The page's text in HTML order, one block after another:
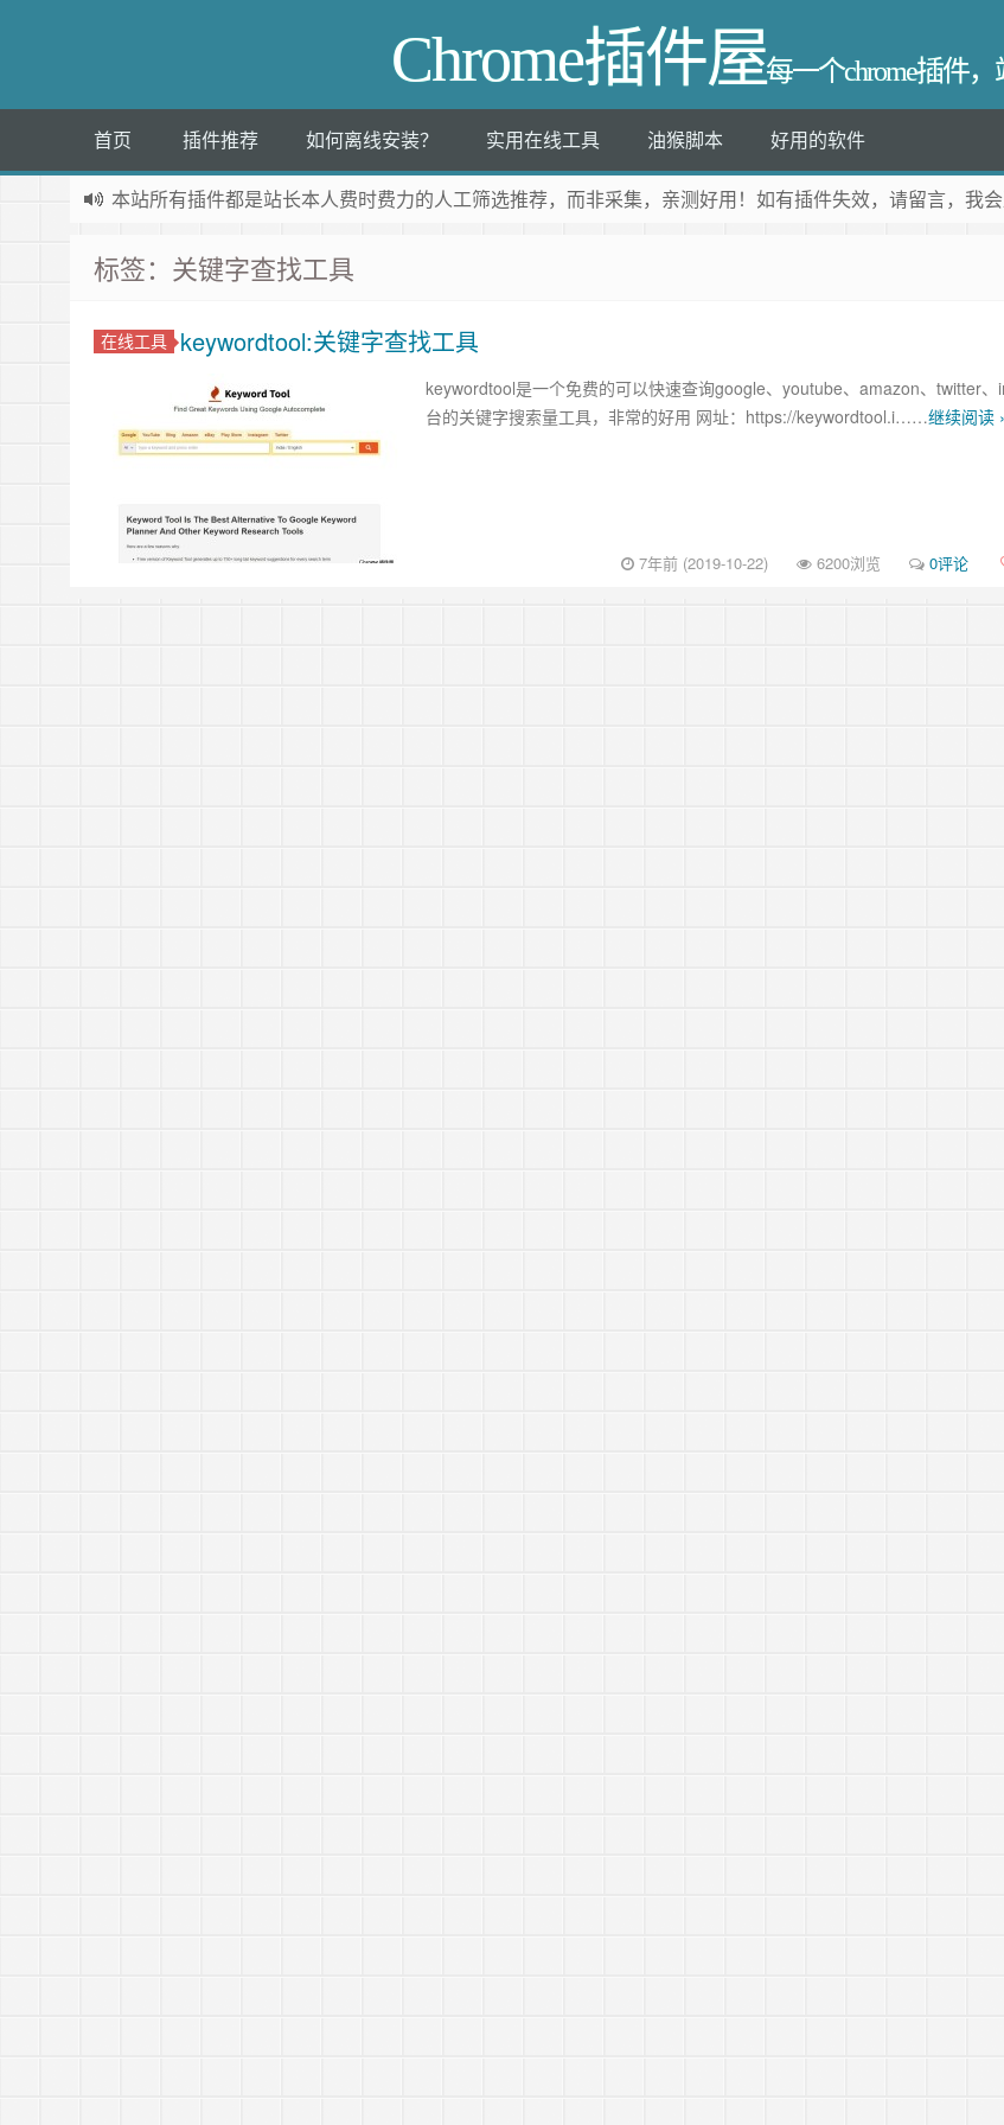
Chrome插件屋每一个chrome插件
首页 插件推荐 如何离线安装？ 实用在线工具 油猴脚本 好用的软件
本站所有插件都是站长本人费时费力的人工筛选推荐，而非采集，亲测好用！如有插件失效，请留言，我
标签：关键字查找工具
在线工具 keywordtool:关键字查找工具
keywordtool是一个免费的可以快速查询google、youtube、amazon、twitter、
台的关键字搜索量工具，非常的好用 网址：https://keywordtool.i……继续阅读
7年前 (2019-10-22) 6200浏览 0评论